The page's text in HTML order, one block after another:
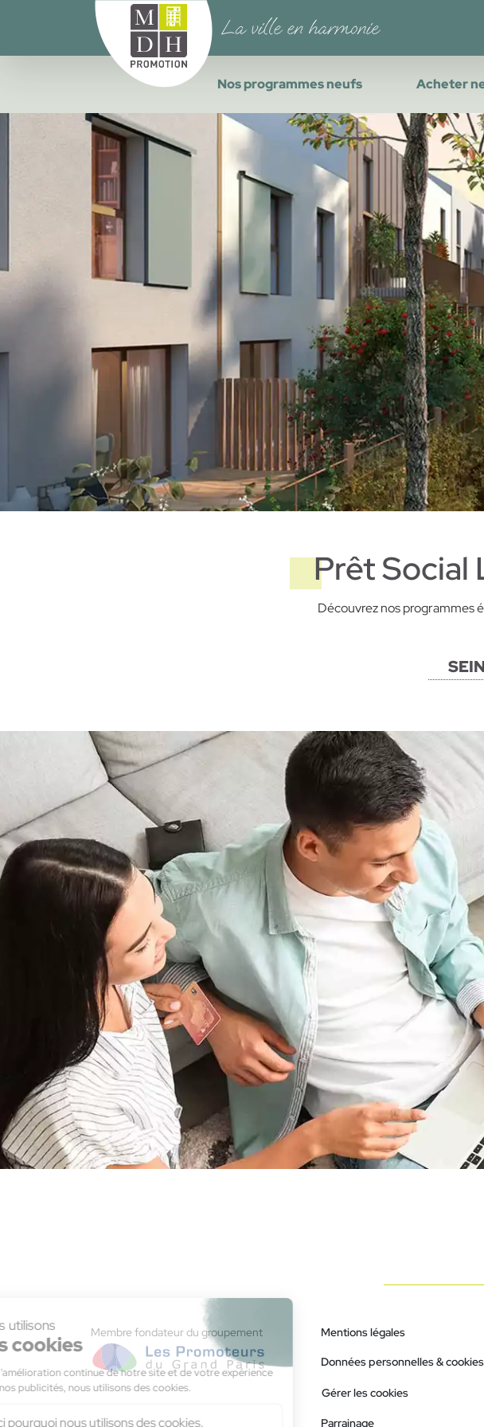
Nos programmes neufs Acheter
Prêt Social
Découvrez nos programmes
Membre fondateur du groupement
Mentions légales
Données personnelles & cookies
Gérer les cookies
Parrainage